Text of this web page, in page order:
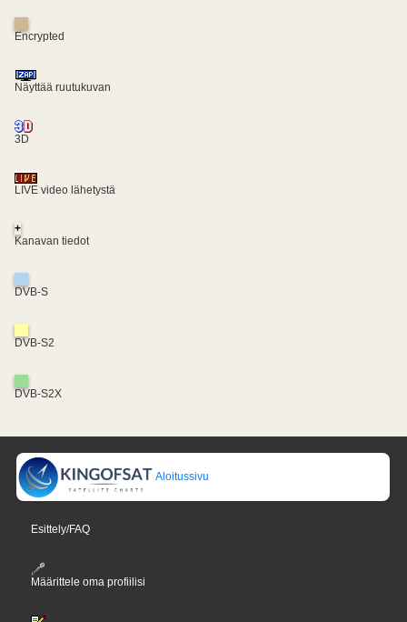
Encrypted
Näyttää ruutukuvan
3D
LIVE video lähetystä
+
Kanavan tiedot
DVB-S
DVB-S2
DVB-S2X
Aloitussivu
Esittely/FAQ
Määrittele oma profiilisi